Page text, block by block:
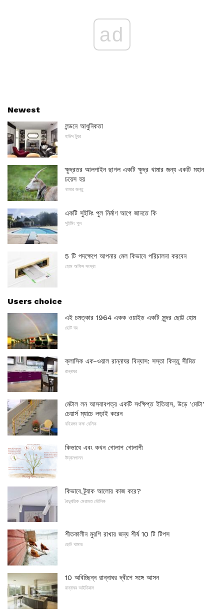
ad
Newest
লন্ডনে আধুনিকতা
হাউস ট্যুর
ক্ষুদ্রতর আলপাইন ছাগল একটি ক্ষুদ্র খামার জন্য একটি মহান
চয়েস হয়
খামার জন্তু
একটি সুইমিং পুল নির্মাণ আগে জানতে কি
সুইমিং পুল
5 টি পদক্ষেপে আপনার মেল কিভাবে পরিচালনা করবেন
হোম অফিস সংস্থা
Users choice
এই চমত্কার 1964 একক ওয়াইড একটি সুন্দর ছোট্ট হোম
ছোট ঘর
ক্লাসিক এক-ওয়াল রান্নাঘর বিন্যাস: সস্তা কিন্তু সীমিত
রান্নাঘর
মেটাল লন আসবাবপত্র একটি সংক্ষিপ্ত ইতিহাস, উড়ে 'মোটা'
চেয়ার্স ম্যাচে লড়াই করেন
বহিরঙ্গন কক্ষ বেসিক
কিভাবে এবং কখন গোলাপ গোলাপী
উদ্যানপালন
কিভাবে ট্র্যাক আলোর কাজ করে?
বৈদ্যুতিক মেরামত মৌলিক
শীতকালীন মুরগি রাখার জন্য শীর্ষ 10 টি টিপস
ছোট খামার
10 অবিচ্ছিন্ন রান্নাঘর দ্বীপে সঙ্গে আসন
রান্নাঘর আইডিয়াস